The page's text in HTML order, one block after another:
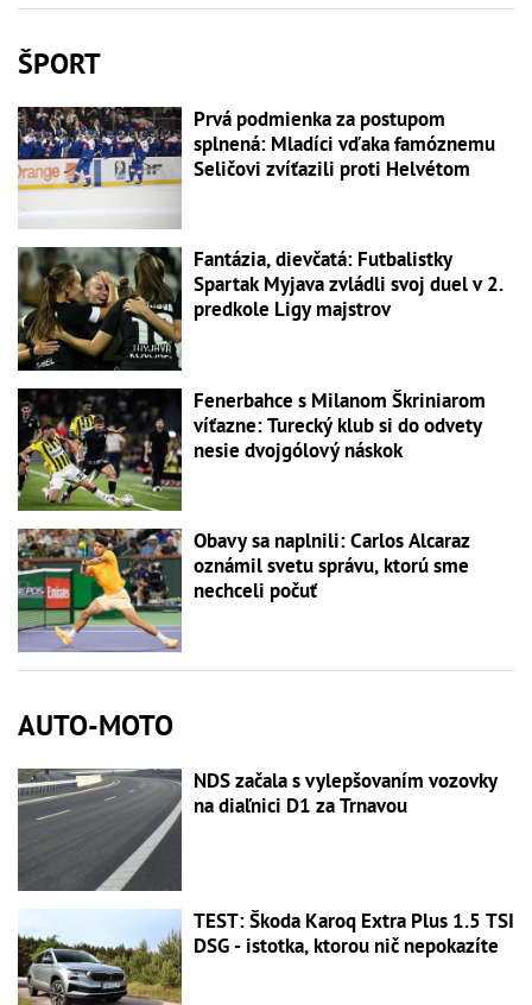
ŠPORT
Prvá podmienka za postupom
splnená: Mladíci vďaka famóznemu
Seličovi zvíťazili proti Helvétom
Fantázia, dievčatá: Futbalistky
Spartak Myjava zvládli svoj duel v 2.
predkole Ligy majstrov
Fenerbahce s Milanom Škriniarom
víťazne: Turecký klub si do odvety
nesie dvojgólový náskok
Obavy sa naplnili: Carlos Alcaraz
oznámil svetu správu, ktorú sme
nechceli počuť
AUTO-MOTO
NDS začala s vylepšovaním vozovky
na diaľnici D1 za Trnavou
TEST: Škoda Karoq Extra Plus 1.5 TSI
DSG - istotka, ktorou nič nepokazíte